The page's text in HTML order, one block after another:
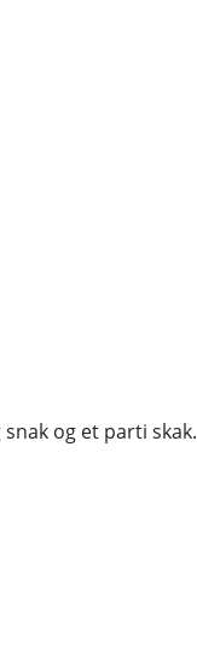
og et parti skak.